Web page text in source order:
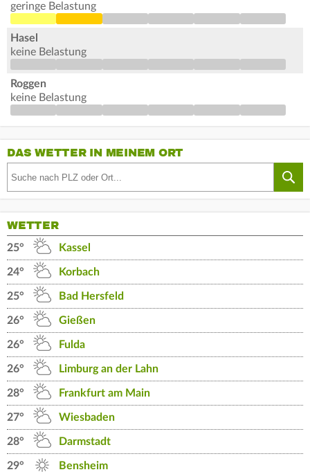
geringe Belastung
Hasel
keine Belastung
Roggen
keine Belastung
DAS WETTER IN MEINEM ORT
WETTER
25° Kassel
24° Korbach
25° Bad Hersfeld
26° Gießen
26° Fulda
26° Limburg an der Lahn
28° Frankfurt am Main
27° Wiesbaden
28° Darmstadt
29° Bensheim